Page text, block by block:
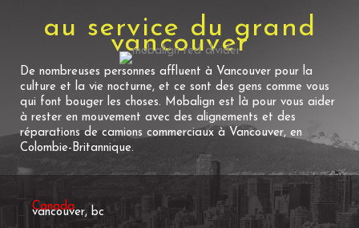
au service du grand
vancouver
De nombreuses personnes affluent à Vancouver pour la
culture et la vie nocturne, et ce sont des gens comme vous
qui font bouger les choses. Mobalign est là pour vous aider
à rester en mouvement avec des alignements et des
réparations de camions commerciaux à Vancouver, en
Colombie-Britannique.
Canada
vancouver, bc